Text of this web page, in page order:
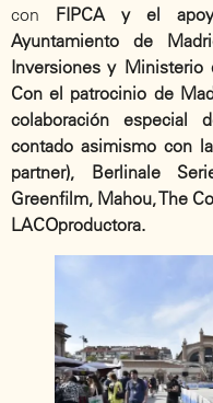
con FIPCA y el
Ayuntamiento de
Inversiones y Ministerio
Con el patrocinio de
colaboración especial
contado asimismo con
partner), Berlinale
Greenfilm, Mahou, The
LACOproductora.